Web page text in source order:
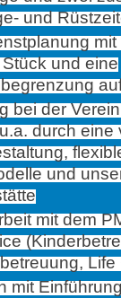
und
und eine
bei der
durch eine
und
mit dem
Life
mit